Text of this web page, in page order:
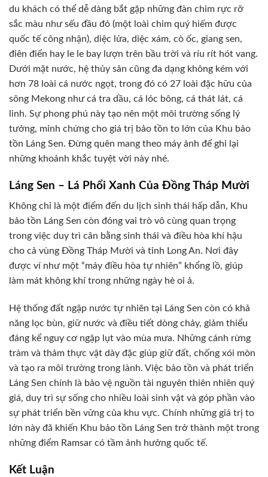
du khách có thể dễ dàng bắt gặp những đàn chim rực rỡ
sắc màu như sếu đầu đỏ (một loài chim quý hiếm được
quốc tế công nhận), diệc lửa, diệc xám, cò ốc, giang sen,
điên điển hay le le bay lượn trên bầu trời và ríu rít hót vang.
Dưới mặt nước, hệ thủy sản cũng đa dạng không kém với
hơn 78 loài cá nước ngọt, trong đó có 27 loài đặc hữu của
sông Mekong như cá tra dầu, cá lóc bông, cá thát lát, cá
linh. Sự phong phú này tạo nên một môi trường sống lý
tưởng, minh chứng cho giá trị bảo tồn to lớn của Khu bảo
tồn Láng Sen. Đừng quên mang theo máy ảnh để ghi lại
những khoảnh khắc tuyệt vời này nhé.
Láng Sen – Lá Phổi Xanh Của Đồng Tháp Mười
Không chỉ là một điểm đến du lịch sinh thái hấp dẫn, Khu
bảo tồn Láng Sen còn đóng vai trò vô cùng quan trọng
trong việc duy trì cân bằng sinh thái và điều hòa khí hậu
cho cả vùng Đồng Tháp Mười và tỉnh Long An. Nơi đây
được ví như một “máy điều hòa tự nhiên” khổng lồ, giúp
làm mát không khí trong những ngày hè oi ả.
Hệ thống đất ngập nước tự nhiên tại Láng Sen còn có khả
năng lọc bùn, giữ nước và điều tiết dòng chảy, giảm thiểu
đáng kể nguy cơ ngập lụt vào mùa mưa. Những cánh rừng
tràm và thảm thực vật dày đặc giúp giữ đất, chống xói mòn
và tạo ra môi trường trong lành. Việc bảo tồn và phát triển
Láng Sen chính là bảo vệ nguồn tài nguyên thiên nhiên quý
giá, duy trì sự sống cho nhiều loài sinh vật và góp phần vào
sự phát triển bền vững của khu vực. Chính những giá trị to
lớn này đã khiến Khu bảo tồn Láng Sen trở thành một trong
những điểm Ramsar có tầm ảnh hưởng quốc tế.
Kết Luận